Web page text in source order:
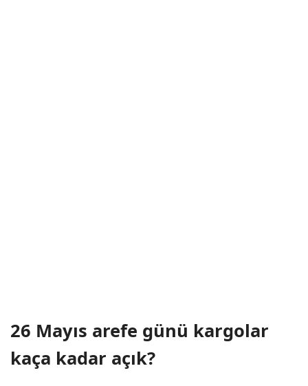
26 Mayıs arefe günü kargolar
kaça kadar açık?